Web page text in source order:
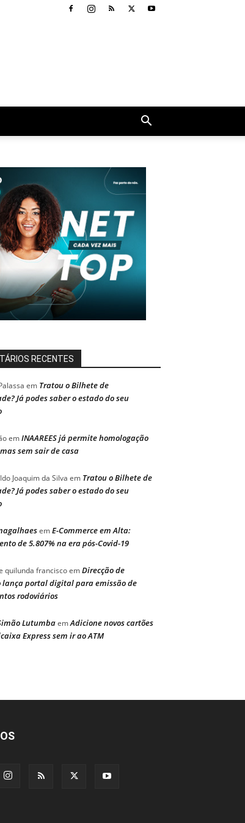
RECENTES
em Tratou o Bilhete de
Já podes saber o estado do seu
emINAAREES já permite homologação
sem sair de casa
Joaquim da Silva em Tratou o Bilhete de
Já podes saber o estado do seu
emE-Commerce em Alta:
de 5.807% na era pós-Covid-19
quilunda franciscoemDirecção de
lança portal digital para emissão de
rodoviários
LutumbaemAdicione novos cartões
Express sem ir ao ATM